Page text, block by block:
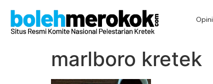
Opini
marlboro kretek